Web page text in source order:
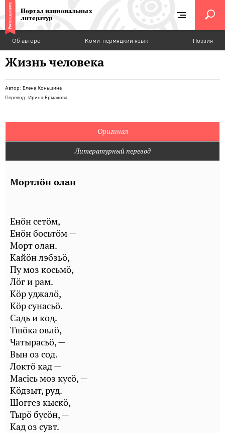
Портал национальных
литератур
Об авторе Коми-пермяцкий язык Поэзия
Жизнь человека
Автор: Елена Коньшина
Перевод: Ирина Ермакова
Оригинал
Литературный перевод
Мортлöн олан
Енöн сетöм,
Енöн босьтöм —
Морт олан.
Кайöн лэбзьö,
Пу моз косьмö,
Лöг и рам.
Кöр уджалö,
Кöр сунасьö.
Садь и код.
Тшöка овлö,
Чатырасьö, —
Вын оз сод.
Локтö кад —
Масiсь моз кусö, —
Кöдзыт, руд.
Шоггез кыскö,
Тырö бусöн, —
Кад оз сувт.